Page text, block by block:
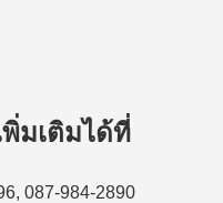
มเติมได้ที่
087-984-2890